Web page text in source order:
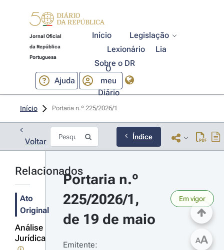
Jornal Oficial
da República
Portuguesa
Início
Legislação
Lexionário
Lia
Sobre o DR
Ajuda
O
meu
Diário
Início Portaria n.º 225/2026/1
Voltar
Índice
Relacionados
Ato
Original
Análise
Jurídica
Portaria n.º
225/2026/1,
de 19 de maio
Em vigor
Emitente:
AA